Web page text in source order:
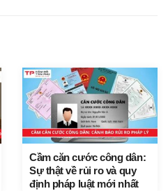
Cầm căn cước công dân:
Sự thật về rủi ro và quy
định pháp luật mới nhất